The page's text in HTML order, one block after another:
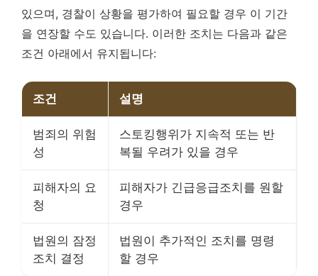
있으며, 경찰이 상황을 평가하여 필요할 경우 이 기간
을 연장할 수도 있습니다. 이러한 조치는 다음과 같은
조건 아래에서 유지됩니다:
조건 설명
범죄의 위험
성
스토킹행위가 지속적 또는 반
복될 우려가 있을 경우
피해자의 요
청
피해자가 긴급응급조치를 원할
경우
법원의 잠정
조치 결정
법원이 추가적인 조치를 명령
할 경우